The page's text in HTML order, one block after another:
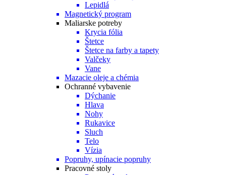
Lepidlá
Magnetický program
Maliarske potreby
Krycia fólia
Štetce
Štetce na farby a tapety
Valčeky
Vane
Mazacie oleje a chémia
Ochranné vybavenie
Dýchanie
Hlava
Nohy
Rukavice
Sluch
Telo
Vízia
Popruhy, upínacie popruhy
Pracovné stoly